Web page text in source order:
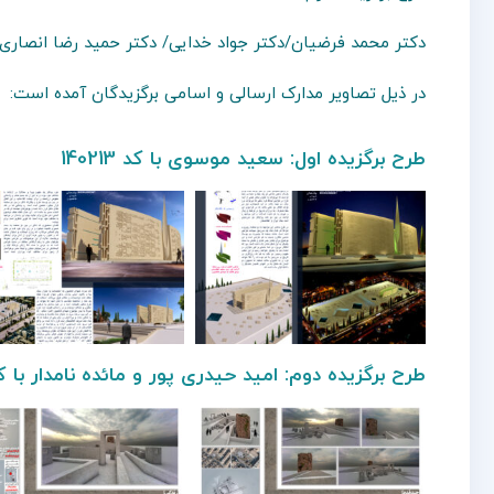
دکتر محمد فرضیان/دکتر جواد خدایی/ دکتر حمید رضا
در ذیل تصاویر مدارک ارسالی و اسامی برگزیدگان آمده است:
طرح برگزیده اول: سعید موسوی با کد 140213
طرح برگزیده دوم: امید حیدری پور و مائده نامدار با کد